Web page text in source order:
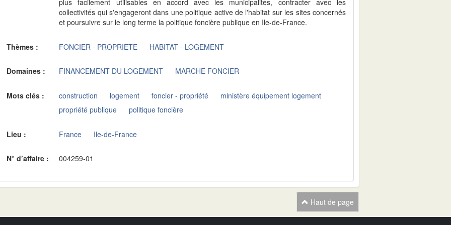
plus facilement utilisables en accord avec les municipalités, contracter avec les
collectivités qui s'engageront dans une politique active de l'habitat sur les sites concernés
et poursuivre sur le long terme la politique foncière publique en Ile-de-France.
Thèmes : FONCIER - PROPRIETE HABITAT - LOGEMENT
Domaines : FINANCEMENT DU LOGEMENT MARCHE FONCIER
Mots clés : construction logement foncier - propriété
ministère équipement logement
propriété publique
politique foncière
Lieu : France Ile-de-France
N° d’affaire : 004259-01
Haut de page